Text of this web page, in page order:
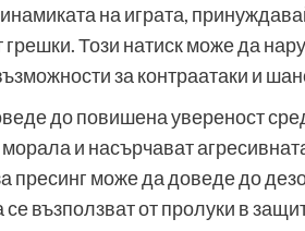
на играта,
Този натиск може да
за контраатаки и
до повишена увереност
и насърчават
пресинг може да доведе до
възползват от пролуки в